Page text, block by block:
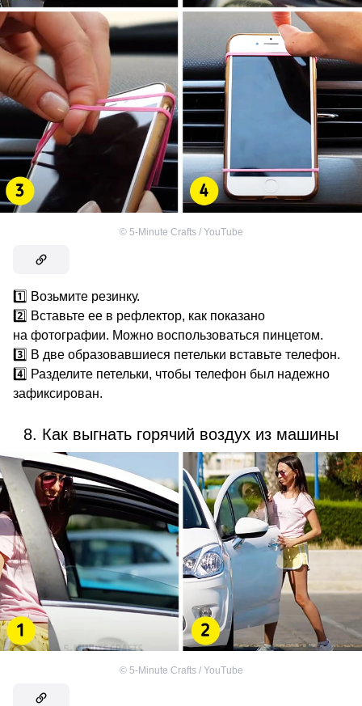
© 5-Minute Crafts / YouTube
1️⃣ Возьмите резинку.
2️⃣ Вставьте ее в рефлектор, как показано
на фотографии. Можно воспользоваться пинцетом.
3️⃣ В две образовавшиеся петельки вставьте телефон.
4️⃣ Разделите петельки, чтобы телефон был надежно
зафиксирован.
8. Как выгнать горячий воздух из машины
© 5-Minute Crafts / YouTube